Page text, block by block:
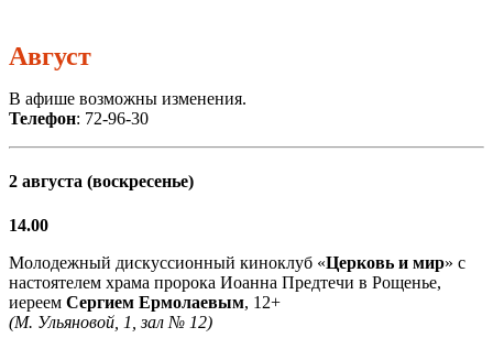
Август
В афише возможны изменения.
Телефон: 72-96-30
2 августа (воскресенье)
14.00
Молодежный дискуссионный киноклуб «Церковь и мир» с
настоятелем храма пророка Иоанна Предтечи в Рощенье,
иереем Сергием Ермолаевым, 12+
(М. Ульяновой, 1, зал № 12)